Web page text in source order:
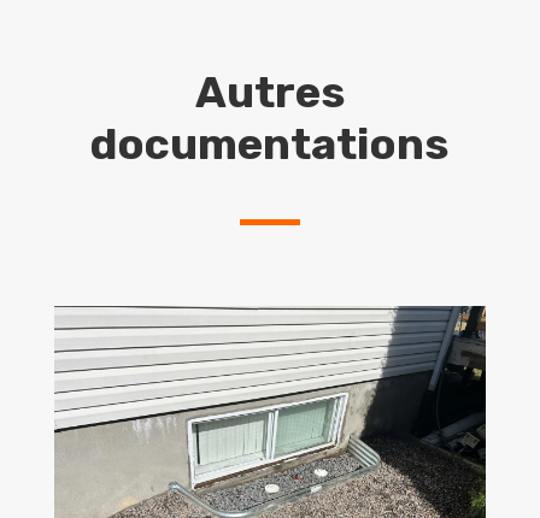
Autres
documentations